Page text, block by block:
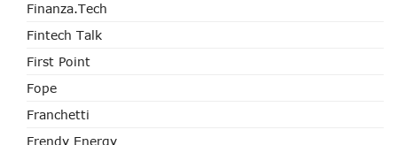
Finanza.tech
Fintech Talk
First Point
Fope
Franchetti
Frendy Energy